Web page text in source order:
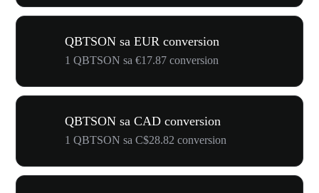
QBTSON sa EUR conversion
1 QBTSON sa €17.87 conversion
QBTSON sa CAD conversion
1 QBTSON sa C$28.82 conversion